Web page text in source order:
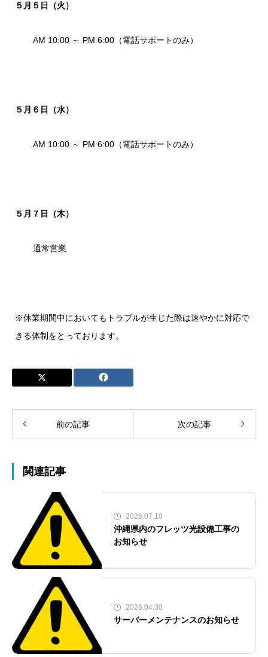
５月５日（火）
AM 10:00 ～ PM 6:00（電話サポートのみ）
５月６日（水）
AM 10:00 ～ PM 6:00（電話サポートのみ）
５月７日（木）
通常営業
※休業期間中においてもトラブルが生じた際は速やかに対応で
きる体制をとっております。
前の記事 次の記事
関連記事
2026.07.10
沖縄県内のフレッツ光設備工事の
お知らせ
2026.04.30
サーバーメンテナンスのお知らせ